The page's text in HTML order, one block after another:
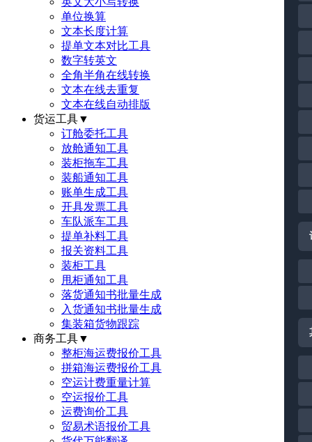
单位换算
文本长度计算
提单文本对比工具
数字转英文
全角半角在线转换
文本在线去重复
文本在线自动排版
货运工具▼
订舱委托工具
放舱通知工具
装柜拖车工具
装船通知工具
账单生成工具
开具发票工具
车队派车工具
提单补料工具
报关资料工具
装柜工具
甩柜通知工具
落货通知书批量生成
入货通知书批量生成
集装箱货物跟踪
商务工具▼
整柜海运费报价工具
拼箱海运费报价工具
空运计费重量计算
空运报价工具
运费询价工具
贸易术语报价工具